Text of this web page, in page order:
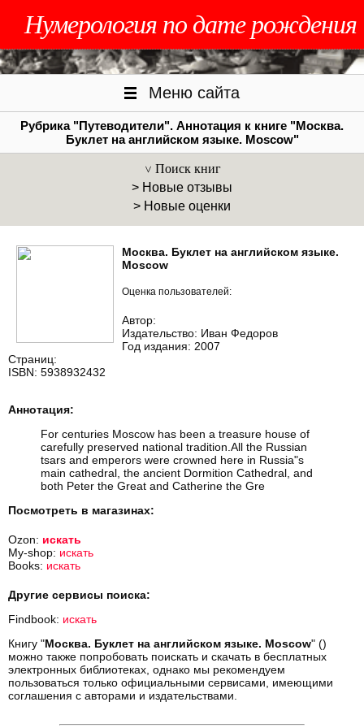
Нумерология по дате рождения
Меню сайта
Рубрика "Путеводители". Аннотация к книге "Москва.
Буклет на английском языке. Moscow"
Поиск книг
> Новые отзывы
> Новые оценки
Москва. Буклет на английском языке.
Moscow
Оценка пользователей:
Автор:
Издательство: Иван Федоров
Год издания: 2007
Страниц:
ISBN: 5938932432
Аннотация:
For centuries Moscow has been a treasure house of
carefully preserved national tradition.All the Russian
tsars and emperors were crowned here in Russia"s
main cathedral, the ancient Dormition Cathedral, and
both Peter the Great and Catherine the Gre
Посмотреть в магазинах:
Ozon: искать
My-shop: искать
Books: искать
Другие сервисы поиска:
Findbook: искать
Книгу "Москва. Буклет на английском языке. Moscow" ()
можно также попробовать поискать и скачать в бесплатных
электронных библиотеках, однако мы рекомендуем
пользоваться только официальными сервисами, имеющими
соглашения с авторами и издательствами.